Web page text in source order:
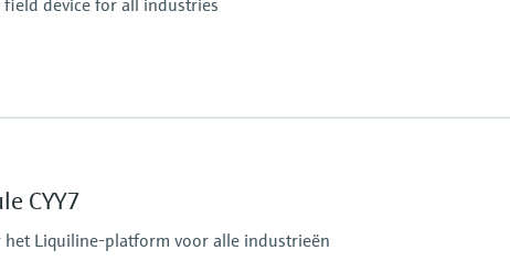
device for all industries
CYY7
Liquiline-platform voor alle industrieën